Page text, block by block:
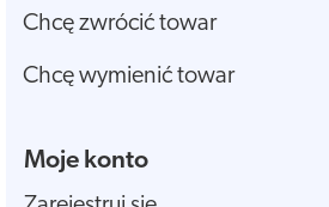
Chcę zwrócić towar
Chcę wymienić towar
Moje konto